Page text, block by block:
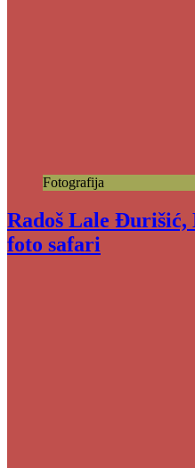
Fotografija
Radoš Lale Đurišić,
foto safari